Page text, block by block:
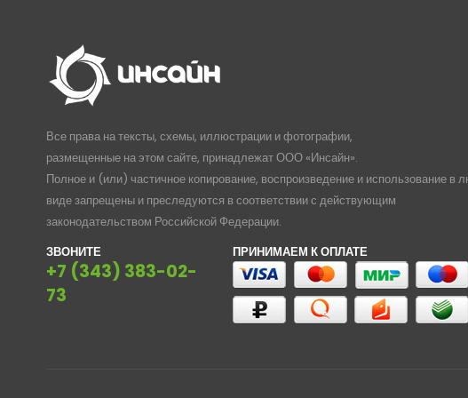
Все права на тексты, схемы, иллюстрации и фотографии,
размещенные на этом сайте, принадлежат ООО «Инсайн».
Полное и (или) частичное копирование, воспроизведение и использование в
виде запрещены и преследуются в соответствии с действующим
законодательством Российской Федерации.
ЗВОНИТЕ
+7 (343) 383-02-
73
ПРИНИМАЕМ К ОПЛАТЕ